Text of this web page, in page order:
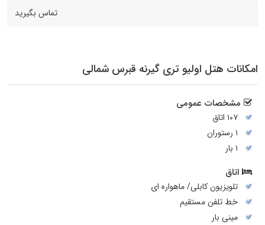
تماس بگیرید
امکانات هتل اولیو تری گیرنه قبرس شمالی
مشخصات عمومی
۱۰۷ اتاق
۱ رستوران
۱ بار
اتاق
تلویزیون کابلی/ ماهواره ای
خط تلفن مستقیم
مینی بار